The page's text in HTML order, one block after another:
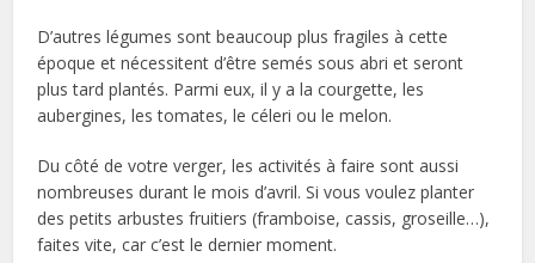
D’autres légumes sont beaucoup plus fragiles à cette
époque et nécessitent d’être semés sous abri et seront
plus tard plantés. Parmi eux, il y a la courgette, les
aubergines, les tomates, le céleri ou le melon.
Du côté de votre verger, les activités à faire sont aussi
nombreuses durant le mois d’avril. Si vous voulez planter
des petits arbustes fruitiers (framboise, cassis, groseille…),
faites vite, car c’est le dernier moment.